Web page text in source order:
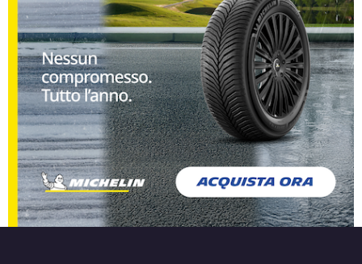
195/55 R16 91H M+S EV
XL
Disponibile
205/60 R16 96H M+S EV
XL
Disponibile
195/55 R16 91V M+S EV
FR XL
Disponibile